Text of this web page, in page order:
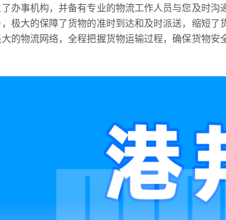
办事机构，并备有专业的物流工作人员与您及时
极大的保障了货物的准时到达和及时派送，缩短
的物流网络，全程把握货物运输过程，确保货物